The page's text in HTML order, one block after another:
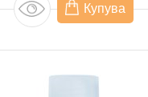
Купува